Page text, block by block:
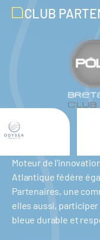
CLUB
Moteur de
Atlantique fédère
Partenaires, une
elles aussi,
bleue durable et